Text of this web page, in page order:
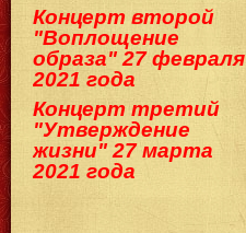
Концерт второй
"Воплощение
образа" 27 февраля
2021 года
Концерт третий
"Утверждение
жизни" 27 марта
2021 года